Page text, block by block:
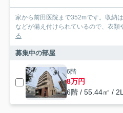
家から前田医院まで352mです。収納
などが備え付けられているので、衣類
る
募集中の部屋
6階
8万円
6階 / 55.44㎡ /